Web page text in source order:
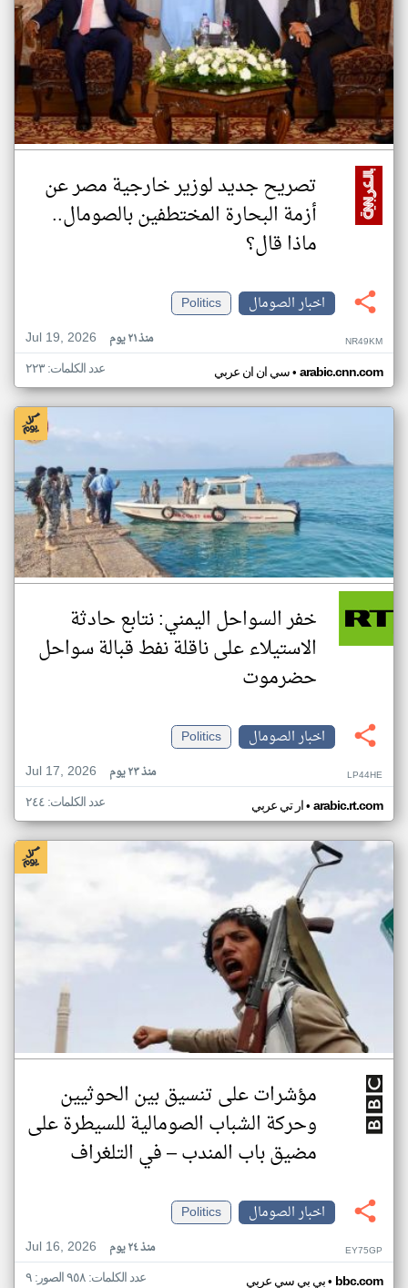
تصريح جديد لوزير خارجية مصر عن
أزمة البحارة المختطفين بالصومال..
ماذا قال؟
اخبار الصومال
Politics
Jul 19, 2026
منذ ٢١ يوم NR49KM
سي ان ان عربي• arabic.cnn.com عدد الكلمات: ٢٢٣
خفر السواحل اليمني: نتابع حادثة
الاستيلاء على ناقلة نفط قبالة سواحل
حضرموت
اخبار الصومال
Politics
Jul 17, 2026
منذ ٢٣ يوم LP44HE
ار تي عربي• arabic.rt.com عدد الكلمات: ٢٤٤
مؤشرات على تنسيق بين الحوثيين
وحركة الشباب الصومالية للسيطرة على
مضيق باب المندب – في التلغراف
اخبار الصومال
Politics
Jul 16, 2026
منذ ٢٤ يوم EY75GP
بي بي سي عربي• bbc.com عدد الكلمات: ٩٥٨ الصور: ٩